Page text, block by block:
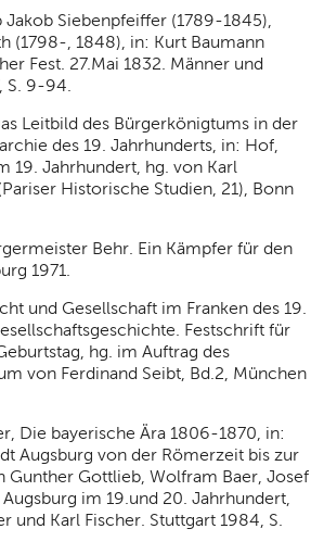
Siebenpfeiffer (1789-1845),
(1798-, 1848), in: Kurt Baumann
Fest. 27.Mai 1832. Männer und
S. 9-94.
Leitbild des Bürgerkönigtums in der
des 19. Jahrhunderts, in: Hof,
19. Jahrhundert, hg. von Karl
Historische Studien, 21), Bonn
Behr. Ein Kämpfer für den
1971.
und Gesellschaft im Franken des 19.
Festschrift für
hg. im Auftrag des
von Ferdinand Seibt, Bd.2, München
Die bayerische Ära 1806-1870, in:
Augsburg von der Römerzeit bis zur
Gunther Gottlieb, Wolfram Baer, Josef
im 19.und 20. Jahrhundert,
und Karl Fischer. Stuttgart 1984, S.